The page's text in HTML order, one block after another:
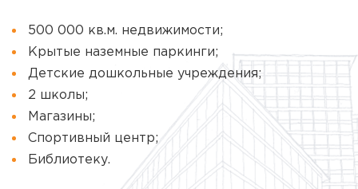
500 000 кв.м. недвижимости;
Крытые наземные паркинги;
Детские дошкольные учреждения;
2 школы;
Магазины;
Спортивный центр;
Библиотеку.